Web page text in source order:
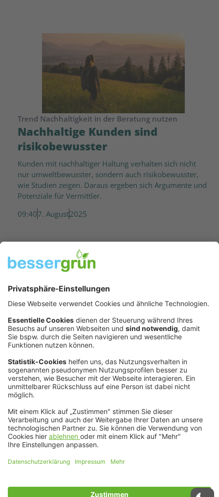
Trend Nachhaltigkeit in der Beratung nutzen
Nachhaltige Kunden sind
risikobewusster
Kunden mit nachhaltiger Haltung verhalten sich nicht
nur umweltbewusster, sondern auch risikobewusster,
wie Studien zeigen. Daraus ergeben sich Argumente und
Potenziale für Vermittler.
09:407. August2025
Versicherungsvergleich CLASSIC CARS 2025
OCC in allen Klassikerkategorien
vorn
Der Lübecker Assekuradeur OCC konnte im aktuellen
Versicherungsvergleich der Fachzeitschrift CLASSIC CARS
für das Jahr 2025 mit allen Tarifen für Oldtimer,
Youngtimer und hochpreisige Klassiker überzeugen.
09:2224. Juli2025